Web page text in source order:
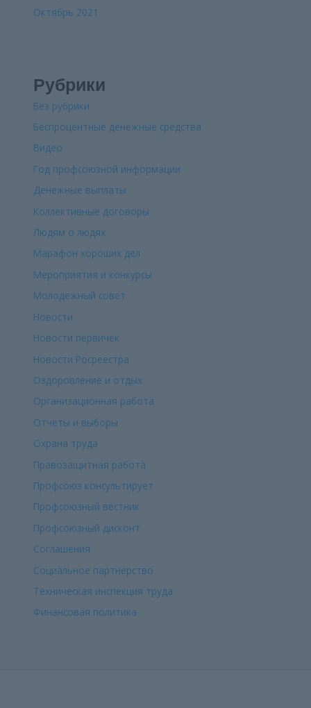
Октябрь 2021
Рубрики
Без рубрики
Беспроцентные денежные средства
Видео
Год профсоюзной информации
Денежные выплаты
Коллективные договоры
Людям о людях
Марафон хороших дел
Мероприятия и конкурсы
Молодежный совет
Новости
Новости первичек
Новости Росреестра
Оздоровление и отдых
Организационная работа
Отчеты и выборы
Охрана труда
Правозащитная работа
Профсоюз консультирует
Профсоюзный вестник
Профсоюзный дисконт
Соглашения
Социальное партнерство
Техническая инспекция труда
Финансовая политика